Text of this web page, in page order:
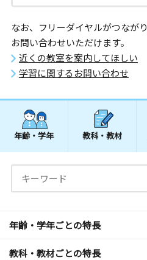
なお、フリーダイヤルがつなが
お問い合わせいただけます。
近くの教室を案内してほしい
学習に関するお問い合わせ
年齢・学年 教科・教材
年齢・学年ごとの特長
教科・教材ごとの特長